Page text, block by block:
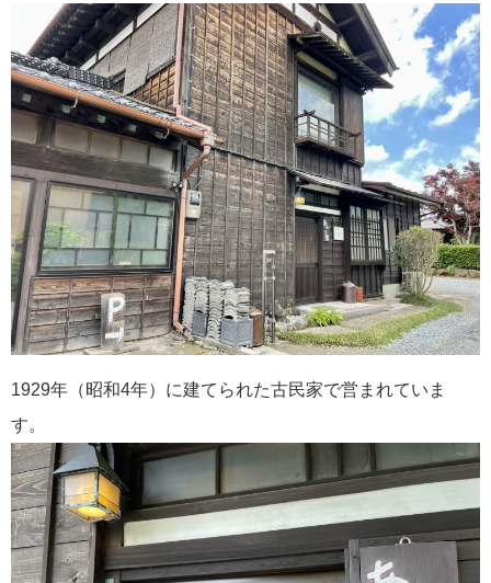
1929年（昭和4年）に建てられた古民家で営まれていま
す。